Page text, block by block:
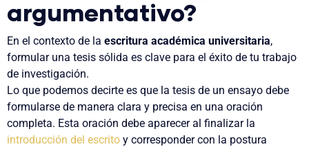
argumentativo?
En el contexto de la escritura académica universitaria,
formular una tesis sólida es clave para el éxito de tu trabajo
de investigación.
Lo que podemos decirte es que la tesis de un ensayo debe
formularse de manera clara y precisa en una oración
completa. Esta oración debe aparecer al finalizar la
introducción del escrito y corresponder con la postura